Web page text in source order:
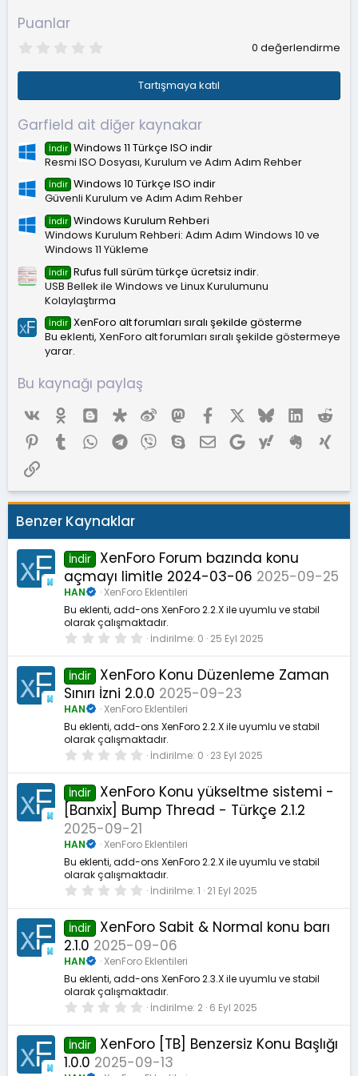
Puanlar
0
l
d
ı
z
0 değerlendirme
Tartışmaya katıl
Garfield ait diğer kaynakar
İndir Windows 11 Türkçe ISO indir
Resmi ISO Dosyası, Kurulum ve Adım Adım Rehber
İndir Windows 10 Türkçe ISO indir
Güvenli Kurulum ve Adım Adım Rehber
İndir Windows Kurulum Rehberi
Windows Kurulum Rehberi: Adım Adım Windows 10 ve
Windows 11 Yükleme
İndir Rufus full sürüm türkçe ücretsiz indir.
USB Bellek ile Windows ve Linux Kurulumunu
Kolaylaştırma
İndir XenForo alt forumları sıralı şekilde gösterme
Bu eklenti, XenForo alt forumları sıralı şekilde göstermeye
yarar.
Bu kaynağı paylaş
Vk Ok BloggerDiaspora
Weibo MastodonFacebookX (Twitter)
BlueskyLinkedIn
Pinterest
TumblrWhatsAppTelegram
Viber SkypeE-postaGoogleYahoo Evernote
Link
Benzer Kaynaklar
İndir
XenForo Forum bazında konu
açmayı limitle 2024-03-06 2025-09-25
HAN
XenForo Eklentileri
Bu eklenti, add-ons XenForo 2.2.X ile uyumlu ve stabil
olarak çalışmaktadır.
0
0
0
y
ı
d
ı
z
İndirilme 0 25 Eyl 2025
İndir
XenForo Konu Düzenleme Zaman
Sınırı İzni 2.0.0 2025-09-23
HAN
XenForo Eklentileri
Bu eklenti, add-ons XenForo 2.2.X ile uyumlu ve stabil
olarak çalışmaktadır.
0
0
0
y
ı
İndirilme 0 23 Eyl 2025
İndir
XenForo Konu yükseltme sistemi -
[Banxix] Bump Thread - Türkçe 2.1.2
2025-09-21
HAN
XenForo Eklentileri
Bu eklenti, add-ons XenForo 2.2.X ile uyumlu ve stabil
olarak çalışmaktadır.
0
0
0
y
ı
d
ı
z
İndirilme 1 21 Eyl 2025
İndir
XenForo Sabit & Normal konu barı
2.1.0 2025-09-06
HAN
XenForo Eklentileri
Bu eklenti, add-ons XenForo 2.3.X ile uyumlu ve stabil
olarak çalışmaktadır.
0
0
0
y
ı
İndirilme 2 6 Eyl 2025
İndir
XenForo [TB] Benzersiz Konu Başlığı
1.0.0 2025-09-13